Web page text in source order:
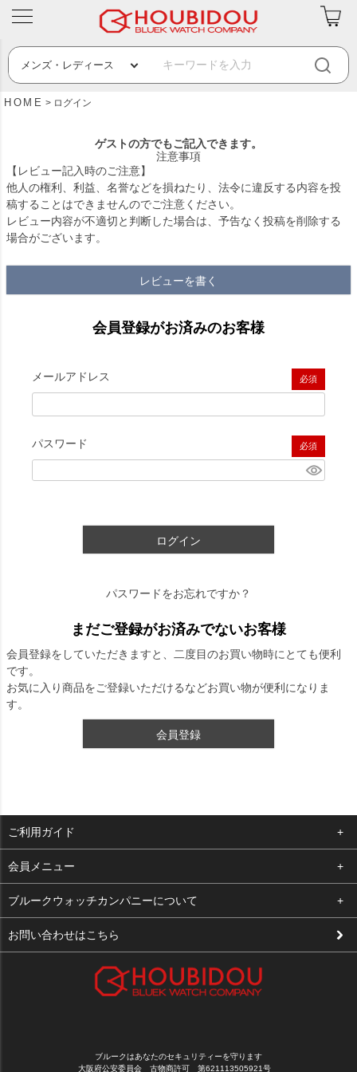
HOME ログイン
ゲストの方でもご記入できます。
注意事項
【レビュー記入時のご注意】
他人の権利、利益、名誉などを損ねたり、法令に違反する内容を投
稿することはできませんのでご注意ください。
レビュー内容が不適切と判断した場合は、予告なく投稿を削除する
場合がございます。
レビューを書く
会員登録がお済みのお客様
メールアドレス
(必須)
パスワード
(必須)
ログイン
パスワードをお忘れですか？
まだご登録がお済みでないお客様
会員登録をしていただきますと、二度目のお買い物時にとても便利
です。
お気に入り商品をご登録いただけるなどお買い物が便利になりま
す。
会員登録
ご利用ガイド
よくある質問
支払い・送料
修理依頼
会員メニュー
ログイン
お気に入り
ブルークウォッチカンパニーについて
会社概要
お問い合わせはこちら
ブルークはあなたのセキュリティーを守ります
大阪府公安委員会 古物商許可 第621113505921号